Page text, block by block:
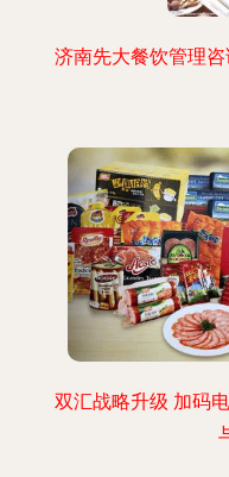
济南先大餐饮管理
双汇战略升级 加码